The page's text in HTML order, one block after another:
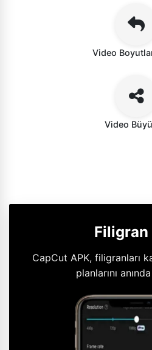
Video
Video
Filigran
CapCut APK, filigranları
planlarını